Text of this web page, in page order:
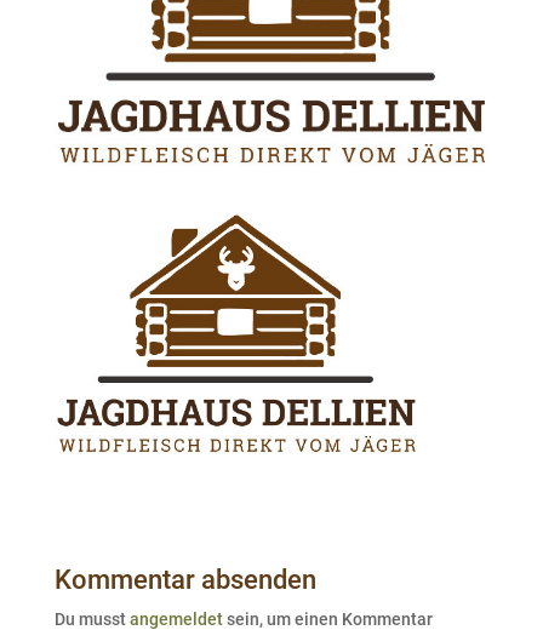
Kommentar absenden
Du musstangemeldetsein, um einen Kommentar